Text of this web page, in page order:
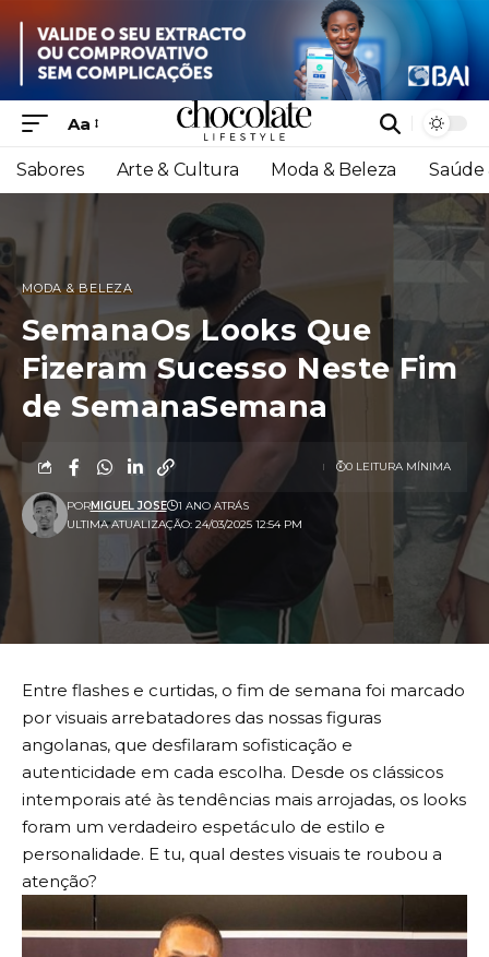
Aa
Sabores Arte & Cultura Moda & Beleza Saúde
MODA & BELEZA
SemanaOs Looks Que
Fizeram Sucesso Neste Fim
de SemanaSemana
ULTIMA ATUALIZAÇÃO: 24/03/2025 12:54 PM
PORMIGUEL JOSE 1 ANO ATRÁS
0 LEITURA MÍNIMA
Entre flashes e curtidas, o fim de semana foi marcado
por visuais arrebatadores das nossas figuras
angolanas, que desfilaram sofisticação e
autenticidade em cada escolha. Desde os clássicos
intemporais até às tendências mais arrojadas, os looks
foram um verdadeiro espetáculo de estilo e
personalidade. E tu, qual destes visuais te roubou a
atenção?